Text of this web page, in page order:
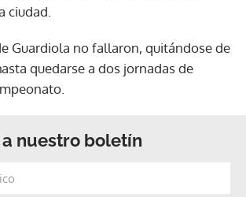
ciudad.
Guardiola no fallaron, quitándose de
quedarse a dos jornadas de
nuestro boletín